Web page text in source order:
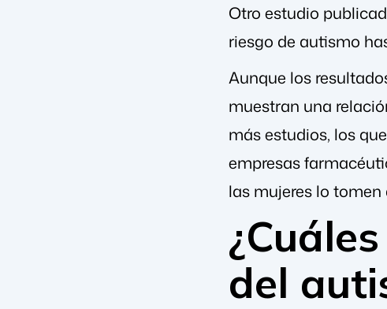
Otro estudio
riesgo de autismo
Aunque los
muestran una
más estudios, los
empresas
las mujeres lo
del